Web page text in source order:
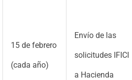
15 de febrero
(cada año)
Envío de las
solicitudes IFICI
a Hacienda